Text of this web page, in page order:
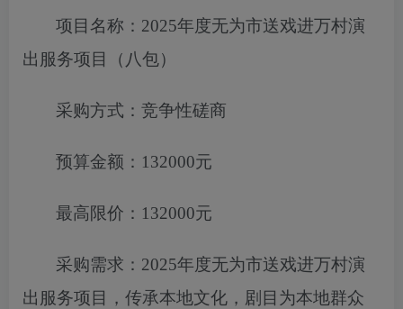
项目名称： 2025年度无为市送戏进万村演
出服务项目（八包）
采购方式：竞争性磋商
预算金额： 132000元
最高限价： 132000元
采购需求： 2025年度无为市送戏进万村演
出服务项目
， 传承本地文化，剧目为本地群众